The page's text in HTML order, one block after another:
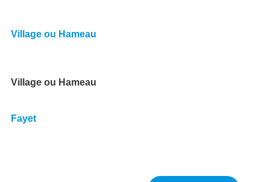
Village ou Hameau
Village ou Hameau
Fayet